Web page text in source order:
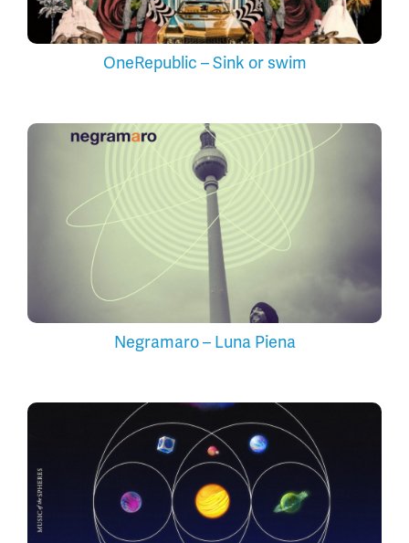
OneRepublic – Sink or swim
Negramaro – Luna Piena